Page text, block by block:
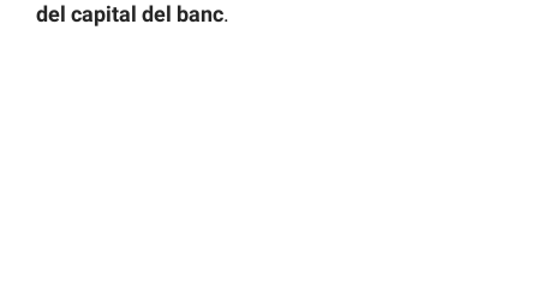
del capital del banc.